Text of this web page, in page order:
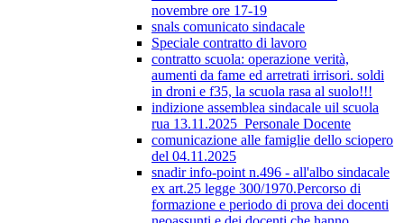
novembre ore 17-19
snals comunicato sindacale
Speciale contratto di lavoro
contratto scuola: operazione verità,
aumenti da fame ed arretrati irrisori. soldi
in droni e f35, la scuola rasa al suolo!!!
indizione assemblea sindacale uil scuola
rua 13.11.2025_Personale Docente
comunicazione alle famiglie dello sciopero
del 04.11.2025
snadir info-point n.496 - all'albo sindacale
ex art.25 legge 300/1970.Percorso di
formazione e periodo di prova dei docenti